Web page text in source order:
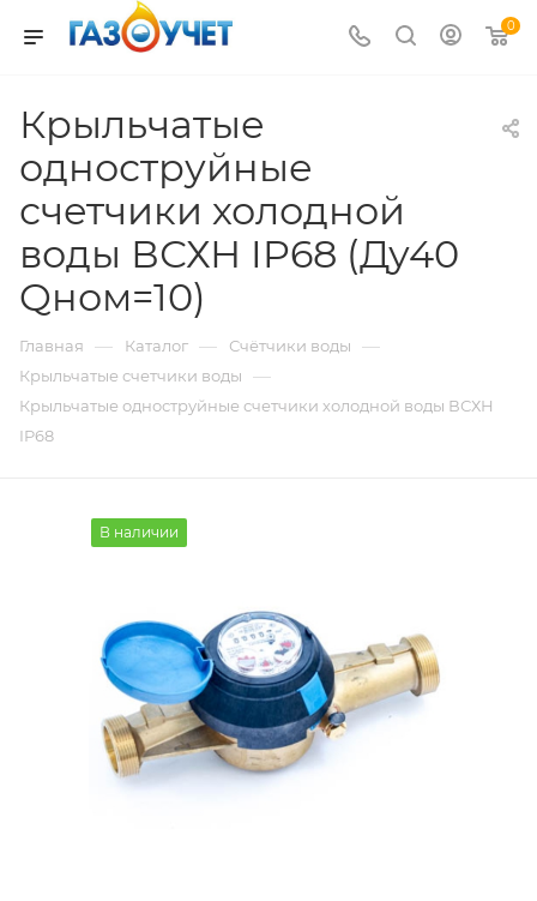
0
Крыльчатые
одноструйные
счетчики холодной
воды ВСХН IP68 (Ду40
Qном=10)
Главная — Каталог — Счётчики воды —
Крыльчатые счетчики воды —
Крыльчатые одноструйные счетчики холодной воды ВСХН
IP68
В наличии